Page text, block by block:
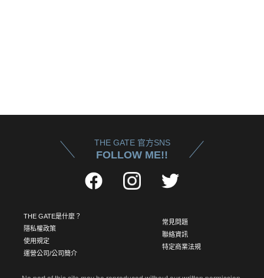
THE GATE 官方SNS
FOLLOW ME!!
THE GATE是什麼？
隱私權政策
使用規定
運營公司/公司簡介
常見問題
聯絡資訊
特定商業法規